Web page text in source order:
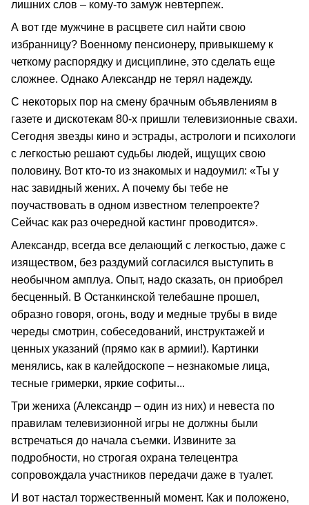
лишних слов – кому-то замуж невтерпеж.
А вот где мужчине в расцвете сил найти свою
избранницу? Военному пенсионеру, привыкшему к
четкому распорядку и дисциплине, это сделать еще
сложнее. Однако Александр не терял надежду.
С некоторых пор на смену брачным объявлениям в
газете и дискотекам 80-х пришли телевизионные свахи.
Сегодня звезды кино и эстрады, астрологи и психологи
с легкостью решают судьбы людей, ищущих свою
половину. Вот кто-то из знакомых и надоумил: «Ты у
нас завидный жених. А почему бы тебе не
поучаствовать в одном известном телепроекте?
Сейчас как раз очередной кастинг проводится».
Александр, всегда все делающий с легкостью, даже с
изяществом, без раздумий согласился выступить в
необычном амплуа. Опыт, надо сказать, он приобрел
бесценный. В Останкинской телебашне прошел,
образно говоря, огонь, воду и медные трубы в виде
череды смотрин, собеседований, инструктажей и
ценных указаний (прямо как в армии!). Картинки
менялись, как в калейдоскопе – незнакомые лица,
тесные гримерки, яркие софиты...
Три жениха (Александр – один из них) и невеста по
правилам телевизионной игры не должны были
встречаться до начала съемки. Извините за
подробности, но строгая охрана телецентра
сопровождала участников передачи даже в туалет.
И вот настал торжественный момент. Как и положено,